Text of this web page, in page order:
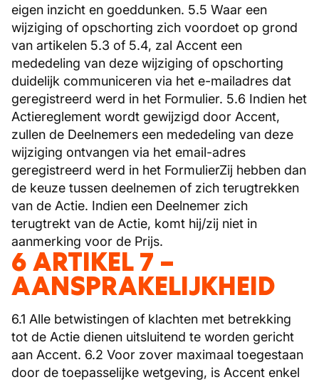
eigen inzicht en goeddunken. 5.5 Waar een
wijziging of opschorting zich voordoet op grond
van artikelen 5.3 of 5.4, zal Accent een
mededeling van deze wijziging of opschorting
duidelijk communiceren via het e-mailadres dat
geregistreerd werd in het Formulier. 5.6 Indien het
Actiereglement wordt gewijzigd door Accent,
zullen de Deelnemers een mededeling van deze
wijziging ontvangen via het email-adres
geregistreerd werd in het FormulierZij hebben dan
de keuze tussen deelnemen of zich terugtrekken
van de Actie. Indien een Deelnemer zich
terugtrekt van de Actie, komt hij/zij niet in
aanmerking voor de Prijs.
6 ARTIKEL 7 –
AANSPRAKELIJKHEID
6.1 Alle betwistingen of klachten met betrekking
tot de Actie dienen uitsluitend te worden gericht
aan Accent. 6.2 Voor zover maximaal toegestaan
door de toepasselijke wetgeving, is Accent enkel